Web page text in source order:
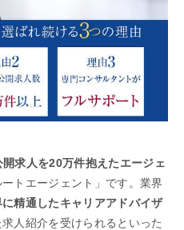
開求人を20万件抱えたエージェ
トエージェント」です。業界
精通したキャリアアドバイザ
人紹介を受けられるといった